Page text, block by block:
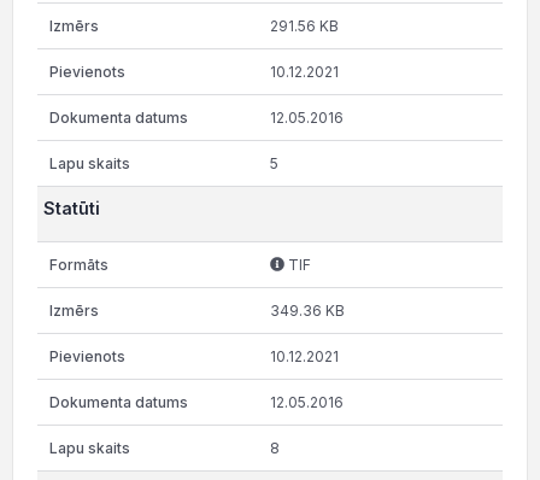
291.56 KB
10.12.2021
12.05.2016
5
Statūti
TIF
349.36 KB
10.12.2021
12.05.2016
8